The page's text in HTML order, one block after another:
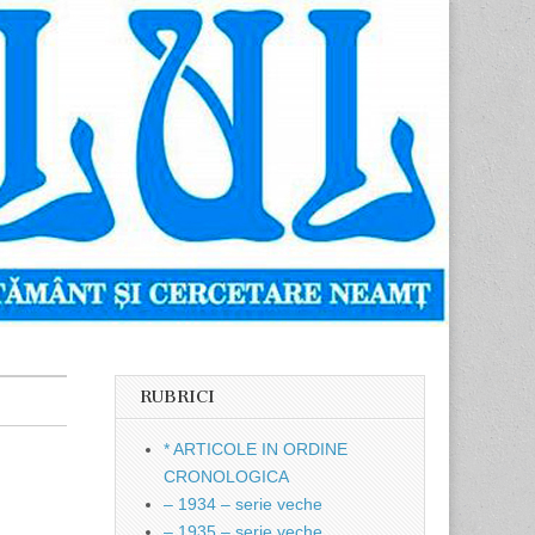
RUBRICI
* ARTICOLE IN ORDINE
CRONOLOGICA
– 1934 – serie veche